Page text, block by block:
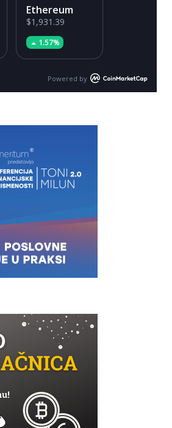
Ethereum
$1,931.39
1.57%
Powered by